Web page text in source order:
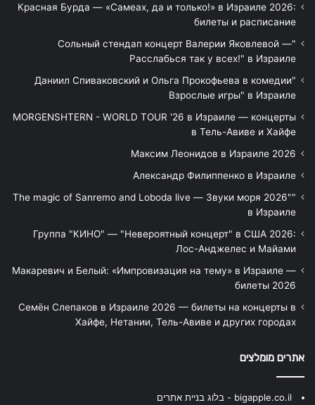
Красная Бурда — «Самеах, да и только!» в Израиле 2026:
билеты и расписание
"Сольный стендап концерт Валерии Яковлевой —
Расслабься так у всех!" в Израиле
"Даниил Спиваковский и Ольга Прокофьева в комедии
Взрослые игры" в Израиле
MORGENSHTERN - WORLD TOUR '26 в Израиле — концерты
в Тель-Авиве и Хайфе
Максим Леонидов в Израиле 2026
Александр Филиппенко в Израиле
"The magic of Sanremo and Loboda live — Звуки моря 2026"
в Израиле
Группа "КИНО" — "Невероятный концерт" в США 2026:
Лос-Анджелес и Майами
Макаревич и Белый: «Импровизация на тему» в Израиле —
билеты 2026
Семён Слепаков в Израиле 2026 — билеты на концерты в
Хайфе, Нетании, Тель-Авиве и других городах
אתרים מומלצים
bigapple.co.il - בלוג בניית אתרים